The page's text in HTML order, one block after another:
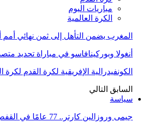
مباريات اليوم
الكرة العالمية
المغرب يضمن التأهل إلى ثمن نهائي أمم
أنغولا وبوركينافاسو في مباراة تحديد
الكونفيدرالية الإفريقية لكرة القدم
السابق التالي
سياسة
جيمى وروزالين كارتر.. 77 عامًا في القفص الذهبي